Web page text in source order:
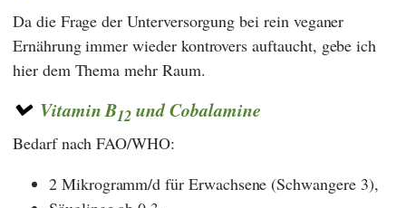
Da die Frage der Unterversorgung bei rein veganer
Ernährung immer wieder kontrovers auftaucht, gebe ich
hier dem Thema mehr Raum.
Vitamin B12 und Cobalamine
Bedarf nach FAO/WHO:
2 Mikrogramm/d für Erwachsene (Schwangere 3),